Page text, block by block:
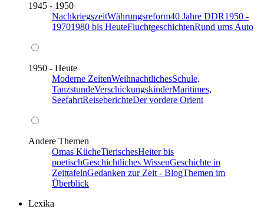
1945 - 1950
NachkriegszeitWährungsreform40 Jahre DDR1950 -
19701980 bis HeuteFluchtgeschichtenRund ums Auto
1950 - Heute
Moderne ZeitenWeihnachtlichesSchule,
TanzstundeVerschickungskinderMaritimes,
SeefahrtReiseberichteDer vordere Orient
Andere Themen
Omas KücheTierischesHeiter bis
poetischGeschichtliches WissenGeschichte in
ZeittafelnGedanken zur Zeit - BlogThemen im
Überblick
Lexika